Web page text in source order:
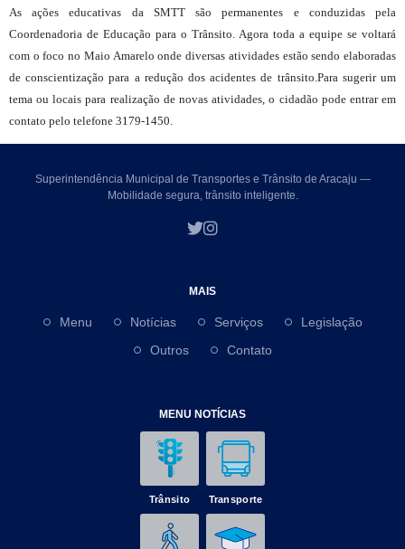
As ações educativas da SMTT são permanentes e conduzidas pela
Coordenadoria de Educação para o Trânsito. Agora toda a equipe se voltará
com o foco no Maio Amarelo onde diversas atividades estão sendo elaboradas
de conscientização para a redução dos acidentes de trânsito.Para sugerir um
tema ou locais para realização de novas atividades, o cidadão pode entrar em
contato pelo telefone 3179-1450.
Superintendência Municipal de Transportes e Trânsito de Aracaju —
Mobilidade segura, trânsito inteligente.
MAIS
Menu Notícias Serviços
Legislação
Outros
Contato
MENU NOTÍCIAS
Trânsito Transporte